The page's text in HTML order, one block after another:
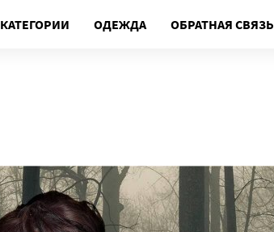
КАТЕГОРИИ ОДЕЖДА ОБРАТНАЯ СВЯЗЬ